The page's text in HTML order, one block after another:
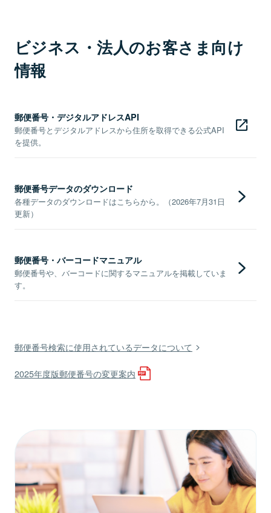
ビジネス・法人のお客さま向け
情報
郵便番号・デジタルアドレスAPI
郵便番号とデジタルアドレスから住所を取得できる公式API
を提供。
郵便番号データのダウンロード
各種データのダウンロードはこちらから。（2026年7月31日
更新）
郵便番号・バーコードマニュアル
郵便番号や、バーコードに関するマニュアルを掲載していま
す。
郵便番号検索に使用されているデータについて
2025年度版郵便番号の変更案内